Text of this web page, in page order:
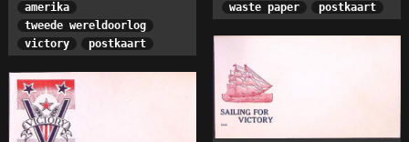
waste paper
postkaart
amerika
tweede wereldoorlog
victory
postkaart